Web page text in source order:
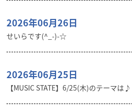
2026年06月26日
せいらです(^_-)-☆
2026年06月25日
【MUSIC STATE】6/25(木)のテーマは♪